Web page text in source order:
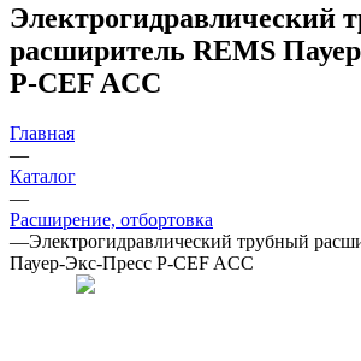
Электрогидравлический
расширитель REMS
P-CEF ACC
Главная
—
Каталог
—
Расширение, отбортовка
—Электрогидравлический трубный
Пауер-Экс-Пресс P-CEF ACC